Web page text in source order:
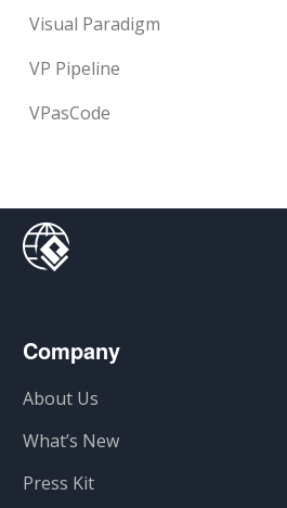
Visual Paradigm
VP Pipeline
VPasCode
Company
About Us
What’s New
Press Kit